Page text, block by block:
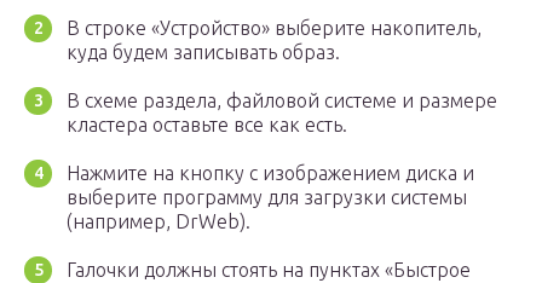
В строке «Устройство» выберите накопитель,
куда будем записывать образ.
В схеме раздела, файловой системе и размере
кластера оставьте все как есть.
Нажмите на кнопку с изображением диска и
выберите программу для загрузки системы
(например, DrWeb).
Галочки должны стоять на пунктах «Быстрое